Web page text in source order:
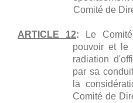
Comité de
ARTICLE 12:
Le
pouvoir et le
radiation
par sa
la
Comité de